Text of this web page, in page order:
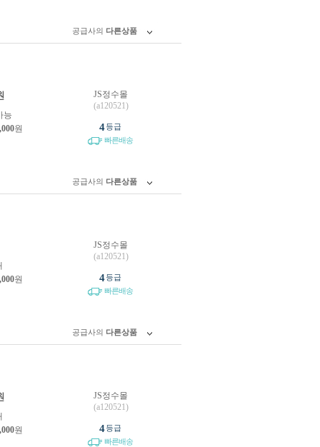
공급사의 다른상품
능
원
JS정수몰
(a120521)
4등급
빠른배송
공급사의 다른상품
원
JS정수몰
(a120521)
4등급
빠른배송
공급사의 다른상품
원
JS정수몰
(a120521)
4등급
빠른배송